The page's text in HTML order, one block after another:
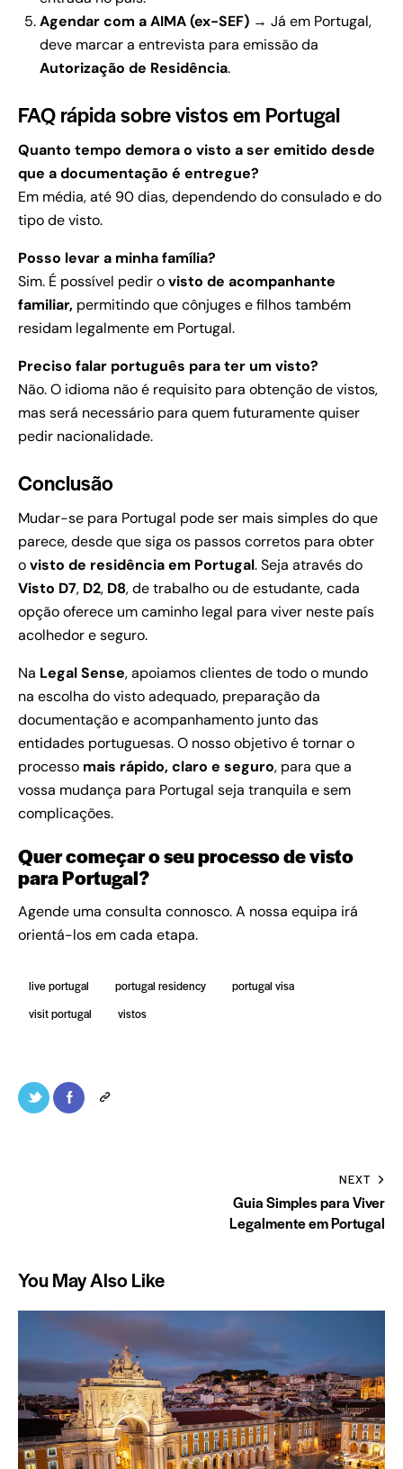
Agendar com a AIMA (ex-SEF) → Já em Portugal,
deve marcar a entrevista para emissão da
Autorização de Residência.
FAQ rápida sobre vistos em Portugal
Quanto tempo demora o visto a ser emitido desde
que a documentação é entregue?
Em média, até 90 dias, dependendo do consulado e do
tipo de visto.
Posso levar a minha família?
Sim. É possível pedir ovisto de acompanhante
familiar, permitindo que cônjuges e filhos também
residam legalmente em Portugal.
Preciso falar português para ter um visto?
Não. O idioma não é requisito para obtenção de vistos,
mas será necessário para quem futuramente quiser
pedir nacionalidade.
Conclusão
Mudar-se para Portugal pode ser mais simples do que
parece, desde que siga os passos corretos para obter
ovisto de residência em Portugal. Seja através do
Visto D7, D2, D8, de trabalho ou de estudante, cada
opção oferece um caminho legal para viver neste país
acolhedor e seguro.
Na Legal Sense, apoiamos clientes de todo o mundo
na escolha do visto adequado, preparação da
documentação e acompanhamento junto das
entidades portuguesas. O nosso objetivo é tornar o
processo mais rápido, claro e seguro, para que a
vossa mudança para Portugal seja tranquila e sem
complicações.
Quer começar o seu processo de visto
para Portugal?
Agende uma consulta connosco.A nossa equipa irá
orientá-los em cada etapa.
live portugal portugal residency
portugal visa
visit portugal
vistos
NEXT
Guia Simples para Viver
Legalmente em Portugal
You May Also Like